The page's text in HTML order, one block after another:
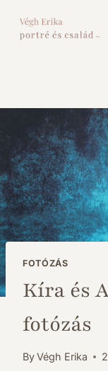
content
FOTÓZÁS
Kíra és
fotózás
ByVégh Erika